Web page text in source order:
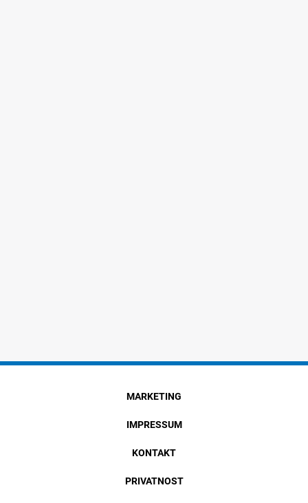
MARKETING
IMPRESSUM
KONTAKT
PRIVATNOST